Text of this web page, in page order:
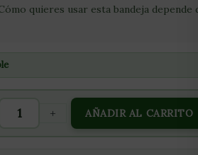
quieres usar esta bandeja depende
+ AÑADIR AL CARRITO